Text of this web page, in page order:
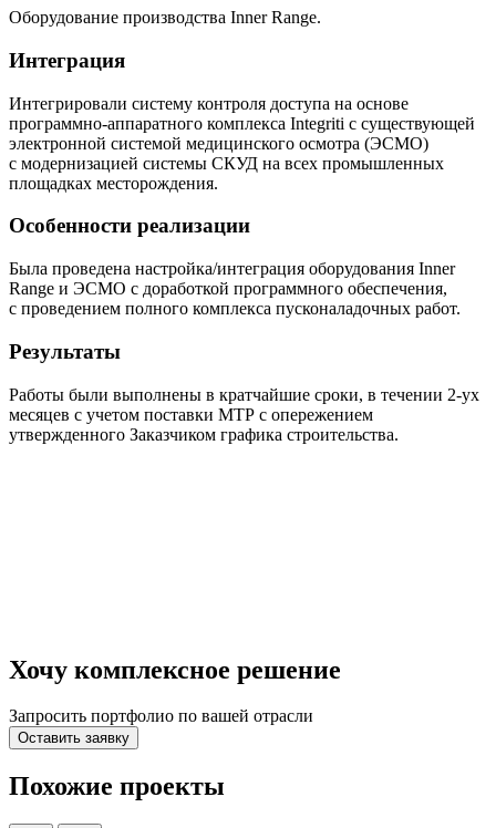
Оборудование производства Inner Range.
Интеграция
Интегрировали систему контроля доступа на основе
программно-аппаратного комплекса Integriti с существующей
электронной системой медицинского осмотра (ЭСМО)
с модернизацией системы СКУД на всех промышленных
площадках месторождения.
Особенности реализации
Была проведена настройка/интеграция оборудования Inner
Range и ЭСМО с доработкой программного обеспечения,
с проведением полного комплекса пусконаладочных работ.
Результаты
Работы были выполнены в кратчайшие сроки, в течении 2-ух
месяцев с учетом поставки МТР с опережением
утвержденного Заказчиком графика строительства.
Хочу комплексное решение
Запросить портфолио по вашей отрасли
Оставить заявку
Похожие проекты